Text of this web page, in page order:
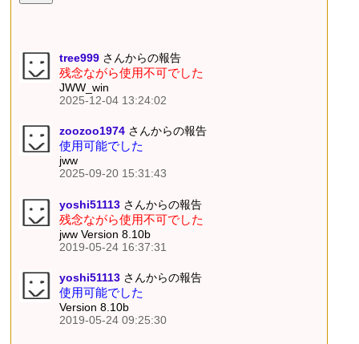
tree999 さんからの報告
残念ながら使用不可でした
JWW_win
2025-12-04 13:24:02
zoozoo1974 さんからの報告
使用可能でした
jww
2025-09-20 15:31:43
yoshi51113 さんからの報告
残念ながら使用不可でした
jww Version 8.10b
2019-05-24 16:37:31
yoshi51113 さんからの報告
使用可能でした
Version 8.10b
2019-05-24 09:25:30